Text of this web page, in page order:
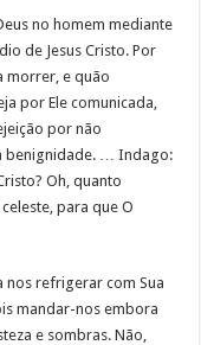
no homem mediante
de Jesus Cristo. Por
morrer, e quão
por Ele comunicada,
por não
benignidade. … Indago:
Oh, quanto
para que O
nos refrigerar com Sua
mandar-nos embora
e sombras. Não,